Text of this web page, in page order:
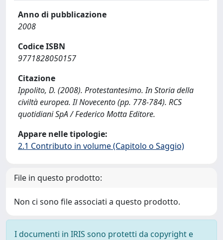
Anno di pubblicazione
2008
Codice ISBN
9771828050157
Citazione
Ippolito, D. (2008). Protestantesimo. In Storia della
civiltà europea. Il Novecento (pp. 778-784). RCS
quotidiani SpA / Federico Motta Editore.
Appare nelle tipologie:
2.1 Contributo in volume (Capitolo o Saggio)
File in questo prodotto:
Non ci sono file associati a questo prodotto.
I documenti in IRIS sono protetti da copyright e